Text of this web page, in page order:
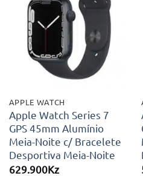
Adicionar
aos meus
desejos
APPLE WATCH
Apple Watch Series 7
GPS 45mm Alumínio
Meia-Noite c/ Bracelete
Desportiva Meia-Noite
629.900Kz